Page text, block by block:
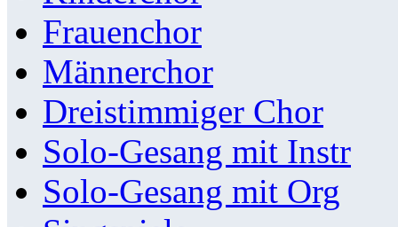
Frauenchor
Männerchor
Dreistimmiger Chor
Solo-Gesang mit Instr
Solo-Gesang mit Org